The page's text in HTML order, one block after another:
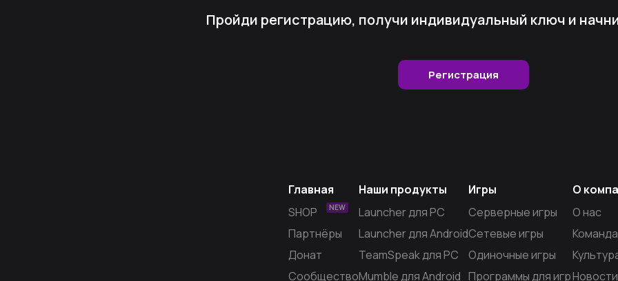
Пройди регистрацию, получи индивидуальный ключ и
Регистрация
Главная
SHOP
NEW
Партнёры
Донат
Сообщество
Наши продукты
Launcher для PC
Launcher для Android
TeamSpeak для PC
Mumble для Android
Игры
Серверные игры
Сетевые игры
Одиночные игры
Программы для игр
О
О нас
Команда
Новости